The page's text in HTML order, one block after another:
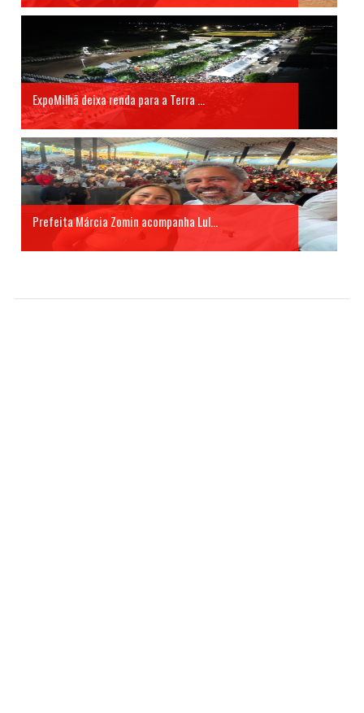
ExpoMilhã deixa renda para a Terra ...
Prefeita Márcia Zomin acompanha Lul...